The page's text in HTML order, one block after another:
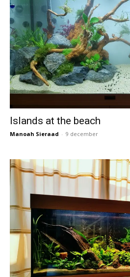
Islands at the beach
Manoah Sieraad - 9 december